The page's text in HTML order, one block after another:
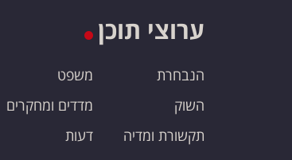
ערוצי תוכן
הנבחרת
השוק
תקשורת ומדיה
משפט
מדדים ומחקרים
דעות